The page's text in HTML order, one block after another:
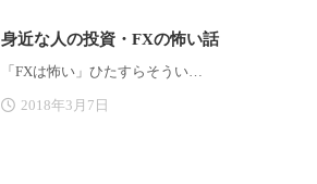
身近な人の投資・FXの怖い話
「FXは怖い」ひたすらそうい…
2018年3月7日